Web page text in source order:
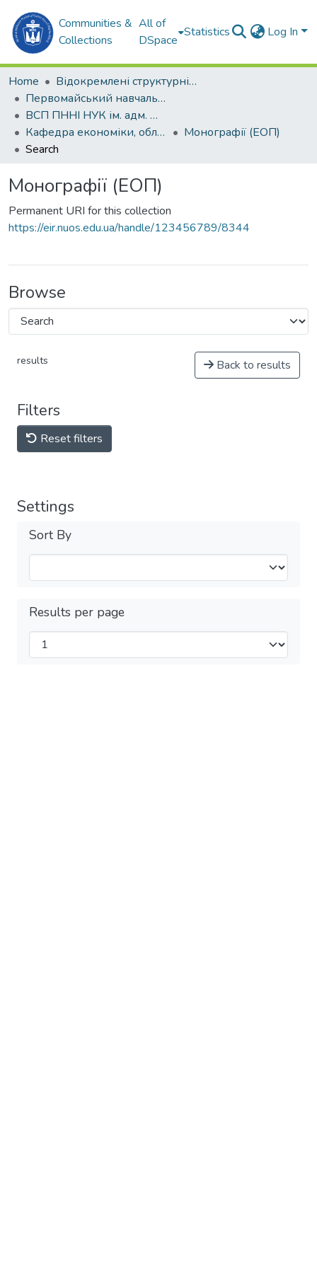
Communities &
Collections
All of
DSpace
Statistics Log In
Home
Відокремлені структурні підрозділи НУК ім. адм. Макарова
Первомайський навчально-науковий інститут НУК ім. адм. Макарова (ПННІ НУК)
ВСП ПННІ НУК ім. адм. Макарова
Кафедра економіки, обліку і підприємництва (ЕОП)
Монографії (ЕОП)
Search
Монографії (ЕОП)
Permanent URI for this collection
https://eir.nuos.edu.ua/handle/123456789/8344
Browse
results Back to results
Filters
Reset filters
Settings
Sort By
Results per page